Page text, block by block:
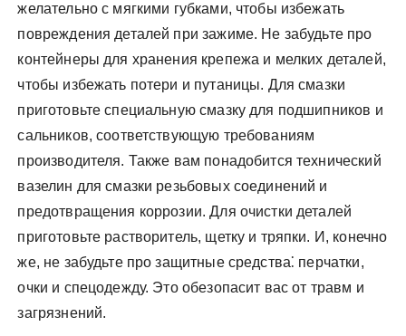
желательно с мягкими губками, чтобы избежать
повреждения деталей при зажиме. Не забудьте про
контейнеры для хранения крепежа и мелких деталей,
чтобы избежать потери и путаницы. Для смазки
приготовьте специальную смазку для подшипников и
сальников, соответствующую требованиям
производителя. Также вам понадобится технический
вазелин для смазки резьбовых соединений и
предотвращения коррозии. Для очистки деталей
приготовьте растворитель, щетку и тряпки. И, конечно
же, не забудьте про защитные средства⁚ перчатки,
очки и спецодежду. Это обезопасит вас от травм и
загрязнений.